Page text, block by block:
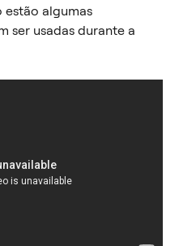
algumas
ser usadas durante a